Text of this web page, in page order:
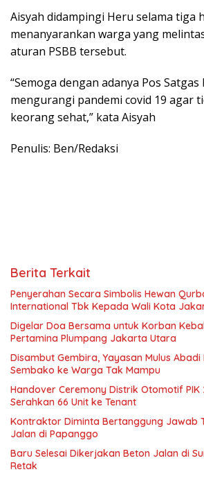
Aisyah didampingi Heru selama tiga
menanyarankan warga yang
aturan PSBB tersebut.
“Semoga dengan adanya Pos Satgas
mengurangi pandemi covid 19 agar
keorang sehat,” kata Aisyah
Penulis: Ben/Redaksi
Berita Terkait
Penyerahan Secara Simbolis Hewan
International Tbk Kepada Wali Kota
Digelar Doa Bersama untuk Korban
Pertamina Plumpang Jakarta Utara
Disambut Gembira, Yayasan Mulus
Sembako ke Warga Tak Mampu
Handover Ceremony Distrik Otomotif PIK
Serahkan 66 Unit ke Tenant
Kontraktor Diminta Bertanggung Jawab
Jalan di Papanggo
Baru Selesai Dikerjakan Beton Jalan di Sunter Raya Retak-
Retak